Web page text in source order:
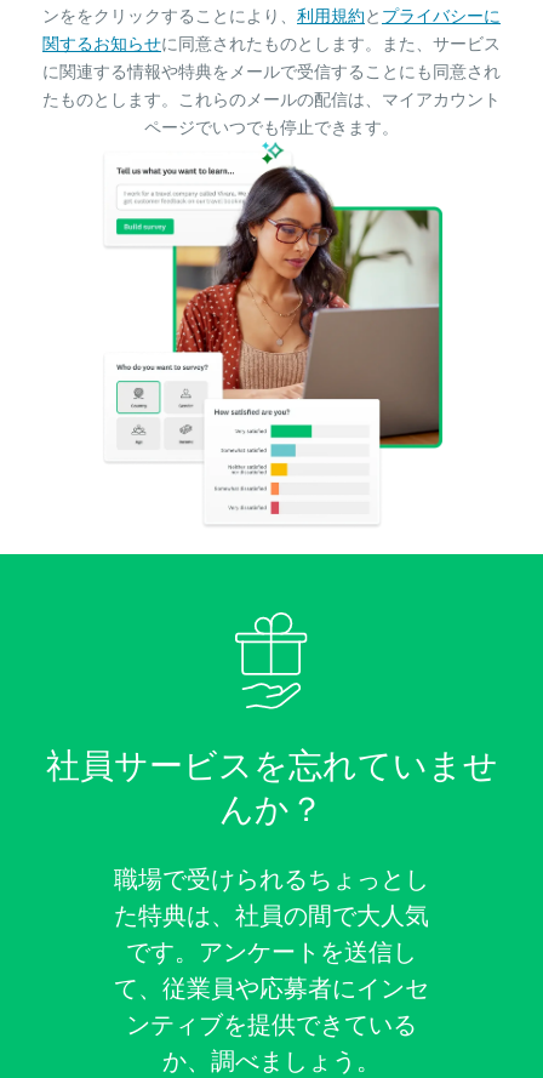
ンををクリックすることにより、 利用規約と プライバシーに
関するお知らせに同意されたものとします。また、サービス
に関連する情報や特典をメールで受信することにも同意され
たものとします。これらのメールの配信は、マイアカウント
ページでいつでも停止できます。
社員サービスを忘れていませ
んか？
職場で受けられるちょっとし
た特典は、社員の間で大人気
です。アンケートを送信し
て、従業員や応募者にインセ
ンティブを提供できている
か、調べましょう。